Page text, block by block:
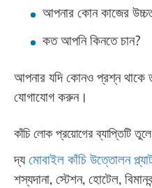
আপনার কোন কাজের
কত আপনি কিনতে চান?
আপনার যদি কোনও প্রশ্ন থাকে
যোগাযোগ করুন।
কাঁচি লোক প্রয়োগের ব্যাপ্তিটি
দ্যমোবাইল কাঁচি উত্তোলন
শস্যদানা, স্টেশন, হোটেল,